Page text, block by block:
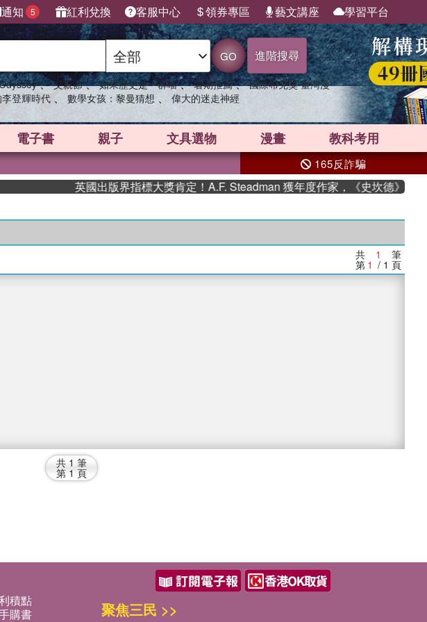
通知 5 紅利兌換 客服中心 領券專區 藝文講座 學習平台
GO 進階搜尋
、 父親節 、 如果歷史是一群喵 、 暑期推薦 、 國際布克獎 臺灣漫
登輝時代 、 數學女孩：黎曼猜想 、 偉大的迷走神經
電子書 親子 文具選物 漫畫 教科考用
165反詐騙
英國出版界指標大獎肯定！A.F. Steadman 獲年度作家，《史坎德》系列
共 1 筆
第 1 / 1 頁
共 1 筆
第 1 頁
積點
購書
聚焦三民 >>